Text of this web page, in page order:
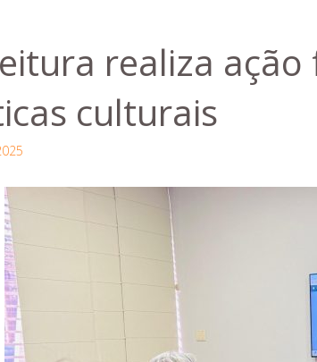
realiza
culturais